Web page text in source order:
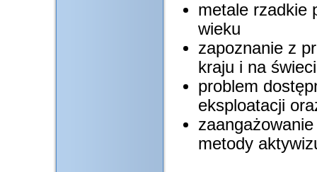
metale rzadkie
wieku
zapoznanie z
kraju i na
problem
eksploatacji
metody